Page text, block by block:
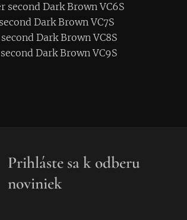
second Dark Brown VC6S
Dark Brown VC7S
Dark Brown VC8S
Dark Brown VC9S
Prihláste sa k odberu
noviniek